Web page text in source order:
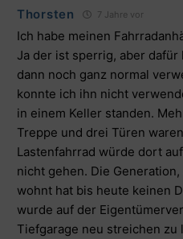
Thorsten 7 Jahre vor
Ich habe meinen
Ja der ist sperrig, aber dafür
dann noch ganz normal
konnte ich ihn nicht
in einem Keller standen.
Treppe und drei Türen
Lastenfahrrad würde dort
nicht gehen. Die
wohnt hat bis heute keinen
wurde auf der
Tiefgarage neu streichen zu